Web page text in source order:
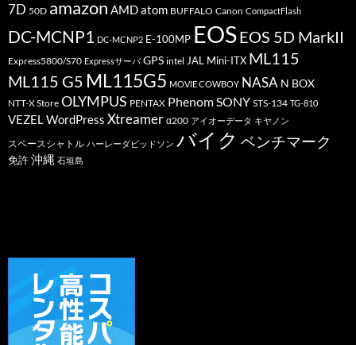
7D 50D amazon AMDatom BUFFALO Canon CompactFlash
DC-MCNP1 DC-MCNP2 E-100MP EOSEOS 5D MarkII
Express5800/S70 Expressサーバ GPS intel JAL Mini-ITX ML115
ML115 G5 ML115G5 MOVIE COWBOY NASA N BOX
NTT-X Store OLYMPUS PENTAX PhenomSONY STS-134 TG-810
VEZELWordPress Xtreamer α200 アイオーデータ キヤノン
スペースシャトル ハーレーダビッドソン バイク ベンチマーク
免許沖縄 石垣島